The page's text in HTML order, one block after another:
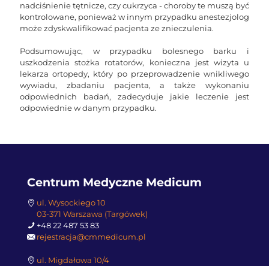
nadciśnienie tętnicze, czy cukrzyca - choroby te muszą być
kontrolowane, ponieważ w innym przypadku anestezjolog
może zdyskwalifikować pacjenta ze znieczulenia.
Podsumowując, w przypadku bolesnego barku i
uszkodzenia stożka rotatorów, konieczna jest wizyta u
lekarza ortopedy, który po przeprowadzenie wnikliwego
wywiadu, zbadaniu pacjenta, a także wykonaniu
odpowiednich badań, zadecyduje jakie leczenie jest
odpowiednie w danym przypadku.
Centrum Medyczne Medicum
ul. Wysockiego 10
03-371 Warszawa (Targówek)
+48 22 487 53 83
rejestracja@cmmedicum.pl
ul. Migdałowa 10/4